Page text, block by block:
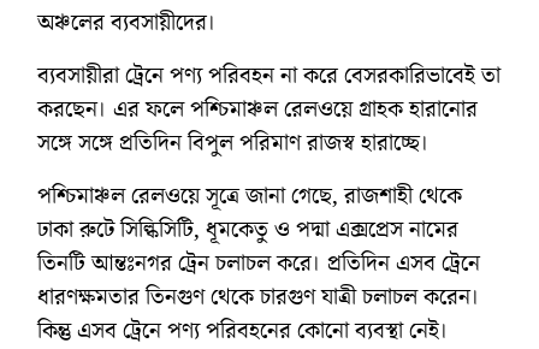
অঞ্চলের ব্যবসায়ীদের।
ব্যবসায়ীরা ট্রেনে পণ্য পরিবহন না করে বেসরকারিভাবেই তা
করছেন। এর ফলে পশ্চিমাঞ্চল রেলওয়ে গ্রাহক হারানোর
সঙ্গে সঙ্গে প্রতিদিন বিপুল পরিমাণ রাজস্ব হারাচ্ছে।
পশ্চিমাঞ্চল রেলওয়ে সূত্রে জানা গেছে, রাজশাহী থেকে
ঢাকা রুটে সিল্কিসিটি, ধূমকেতু ও পদ্মা এক্সপ্রেস নামের
তিনটি আন্তঃনগর ট্রেন চলাচল করে। প্রতিদিন এসব ট্রেনে
ধারণক্ষমতার তিনগুণ থেকে চারগুণ যাত্রী চলাচল করেন।
কিন্তু এসব ট্রেনে পণ্য পরিবহনের কোনো ব্যবস্থা নেই।